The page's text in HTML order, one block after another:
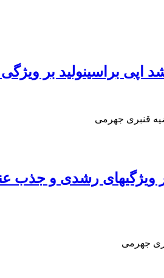
اپی براسینولید بر
قنبری جهرمی
جهرمی